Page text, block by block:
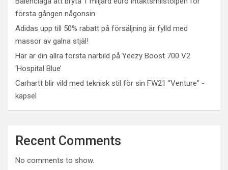
första gången någonsin
Adidas upp till 50% rabatt på försäljning är fylld med
massor av galna stjäl!
Här är din allra första närbild på Yeezy Boost 700 V2
‘Hospital Blue’
Carhartt blir vild med teknisk stil för sin FW21 “Venture” -
kapsel
Recent Comments
No comments to show.